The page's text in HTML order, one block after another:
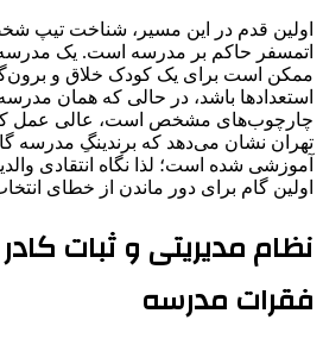
اولین قدم در این مسیر، شناخت تیپ
اتمسفر حاکم بر مدرسه است. یک مدرسه
ممکن است برای یک کودک خلاق و
استعدادها باشد، در حالی که همان
چارچوب‌های مشخص است، عالی عمل
تهران نشان می‌دهد که برندینگِ مدرسه
آموزشی شده است؛ لذا نگاه انتقادی
اولین گام برای دور ماندن از خطای
نظام مدیریتی و ثبات
فقرات مدرسه